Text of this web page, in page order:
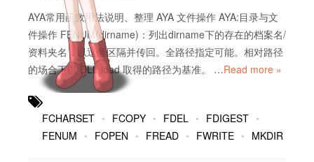
AYA常用函数用法说明、整理 AYA 文件操作 AYA:目录与文
件操作 FENUM(dirname)：列出dirname下的存在的档案名/
资料夹名，以逗号区隔并传回。全路径指定可能。相对路径
的场合下以 DLL load 取得的路径为基准。 …Read more »
FCHARSET FCOPY FDEL
FDIGEST
FENUM
FOPEN FREAD FWRITE MKDIR